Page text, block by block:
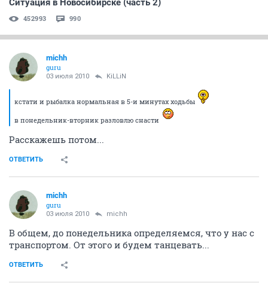
Ситуация в Новосибирске (часть 2)
452993 990
michh
guru
03 июля 2010 KiLLiN
кстати и рыбалка нормальная в 5-и минутах ходьбы
в понедельник-вторник разловлю снасти
Расскажешь потом...
ОТВЕТИТЬ
michh
guru
03 июля 2010 michh
В общем, до понедельника определяемся, что у нас с
транспортом. От этого и будем танцевать...
ОТВЕТИТЬ